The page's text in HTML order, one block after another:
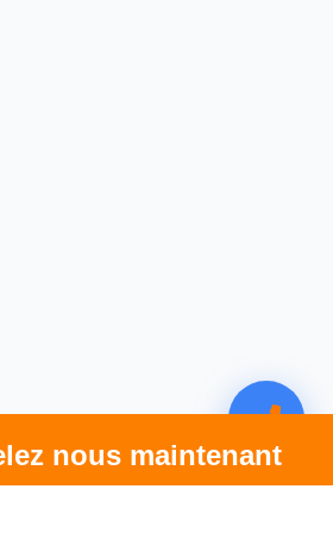
nous maintenant